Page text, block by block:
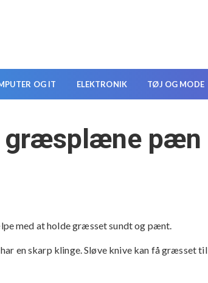
OG IT ELEKTRONIK TØJ OG MODE
græsplæne pæn
med at holde græsset sundt og pænt.
en skarp klinge. Sløve knive kan få græsset til